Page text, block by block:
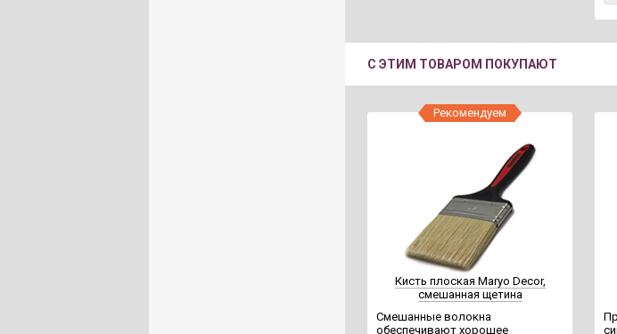
С ЭТИМ ТОВАРОМ ПОКУПАЮТ
Рекомендуем
Кисть плоская Maryo Decor,
смешанная щетина
Смешанные волокна
обеспечивают хорошее